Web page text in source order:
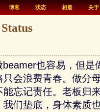
博客 状态 相册 关于
beamer也容易，但是
会浪费青春。做分
忘记责任。老板归
们垫底，身体素质